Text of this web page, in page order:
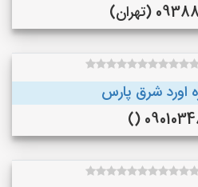
(تهران)
اورد شرق پارس